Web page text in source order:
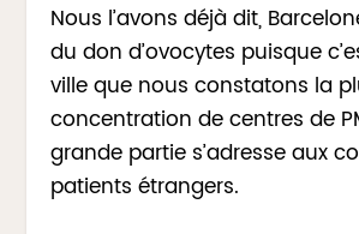
Nous l’avons déjà dit,
du don d’ovocytes puisque
ville que nous constatons la
concentration de centres de
grande partie s’adresse aux
patients étrangers.